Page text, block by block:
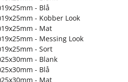
- Blå
- Kobber Look
- Mat
- Messing Look
- Sort
- Blank
- Blå
- Mat